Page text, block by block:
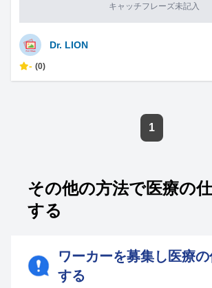
キャッチフレーズ未記入
Dr. LION
- (0)
1
その他の方法で医療の
する
ワーカーを募集し医療
する